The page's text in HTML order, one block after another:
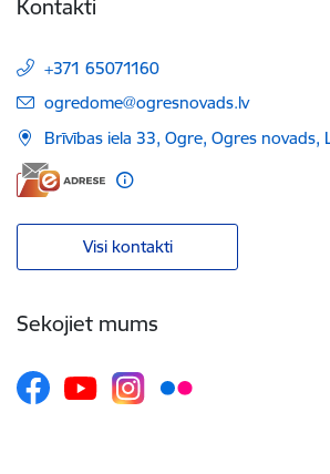
Kontakti
+371 65071160
E-pasts:
ogredome@ogresnovads.lv
Brīvības iela 33, Ogre, Ogres novads,
Visi kontakti
Sekojiet mums